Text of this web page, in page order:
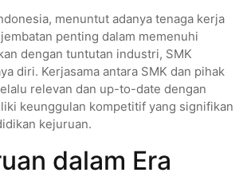
menuntut adanya tenaga kerja
penting dalam memenuhi
dengan tuntutan industri, SMK
diri. Kerjasama antara SMK dan pihak
relevan dan up-to-date dengan
keunggulan kompetitif yang signifikan
kejuruan.
dalam Era